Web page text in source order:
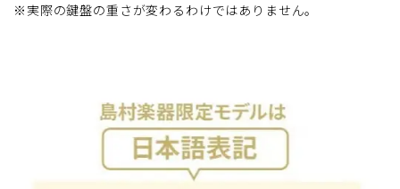
※実際の鍵盤の重さが変わるわけではありません。